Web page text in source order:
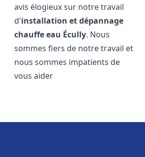
avis élogieux sur notre travail
d'installation et dépannage
chauffe eau Écully. Nous
sommes fiers de notre travail et
nous sommes impatients de
vous aider